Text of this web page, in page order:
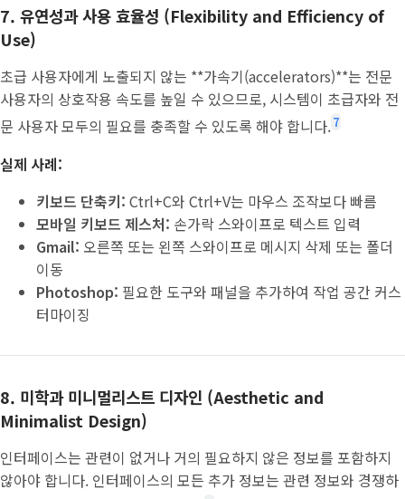
7. 유연성과 사용 효율성 (Flexibility and Efficiency of
Use)
초급 사용자에게 노출되지 않는 **가속기(accelerators)**는 전문
사용자의 상호작용 속도를 높일 수 있으므로, 시스템이 초급자와 전
문 사용자 모두의 필요를 충족할 수 있도록 해야 합니다.7
실제 사례:
키보드 단축키: Ctrl+C와 Ctrl+V는 마우스 조작보다 빠름
모바일 키보드 제스처: 손가락 스와이프로 텍스트 입력
Gmail: 오른쪽 또는 왼쪽 스와이프로 메시지 삭제 또는 폴더
이동
Photoshop: 필요한 도구와 패널을 추가하여 작업 공간 커스
터마이징
8. 미학과 미니멀리스트 디자인 (Aesthetic and
Minimalist Design)
인터페이스는 관련이 없거나 거의 필요하지 않은 정보를 포함하지
않아야 합니다. 인터페이스의 모든 추가 정보는 관련 정보와 경쟁하